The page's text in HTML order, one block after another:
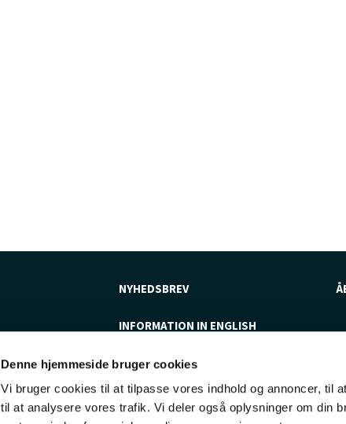
Denne hjemmeside bruger cookies
Vi bruger cookies til at tilpasse vores indhold og annoncer, til
til at analysere vores trafik. Vi deler også oplysninger om din
NYHEDSBREV
INFORMATION IN ENGLISH